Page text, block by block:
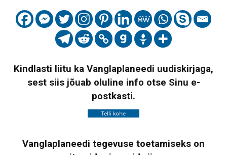
Kindlasti liitu ka Vanglaplaneedi uudiskirjaga,
sest siis jõuab oluline info otse Sinu e-
postkasti.
Vanglaplaneedi tegevuse toetamiseks on